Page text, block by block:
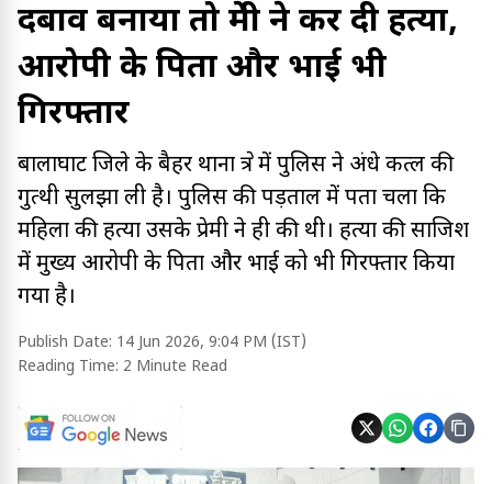
दबाव बनाया तो प्रेमी ने कर दी हत्या,
आरोपी के पिता और भाई भी
गिरफ्तार
बालाघाट जिले के बैहर थाना क्षेत्र में पुलिस ने अंधे कत्ल की
गुत्थी सुलझा ली है। पुलिस की पड़ताल में पता चला कि
महिला की हत्या उसके प्रेमी ने ही की थी। हत्या की साजिश
में मुख्य आरोपी के पिता और भाई को भी गिरफ्तार किया
गया है।
Publish Date: 14 Jun 2026, 9:04 PM (IST)
Reading Time: 2 Minute Read